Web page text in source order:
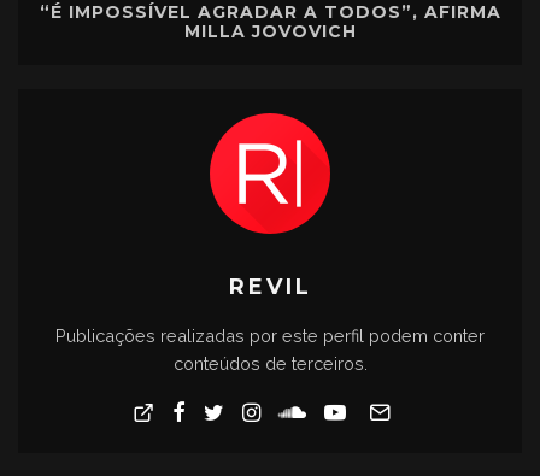
“É IMPOSSÍVEL AGRADAR A TODOS”, AFIRMA
MILLA JOVOVICH
REVIL
Publicações realizadas por este perfil podem conter
conteúdos de terceiros.